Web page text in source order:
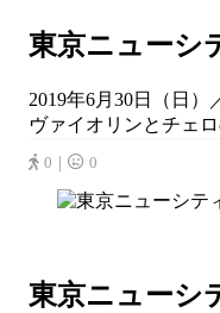
東京ニューシ
2019年6月30日（日
ヴァイオリンとチェ
0｜ 0
東京ニューシ